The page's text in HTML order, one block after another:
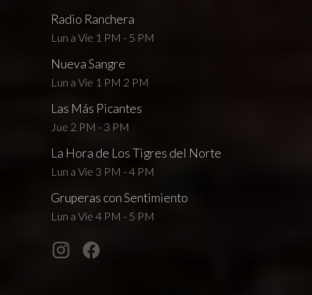
Radio Ranchera
Lun a Vie 1 PM - 5 PM
Nueva Sangre
Lun a Vie 1 PM 2 PM
Las Más Picantes
Jue 2 PM - 3 PM
La Hora de Los Tigres del Norte
Lun a Vie 3 PM - 4 PM
Gruperas con Sentimiento
Lun a Vie 4 PM - 5 PM